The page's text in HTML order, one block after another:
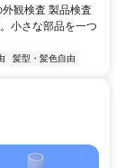
観検査 製品検査
小さな部品を一つ
髪型・髪色自由